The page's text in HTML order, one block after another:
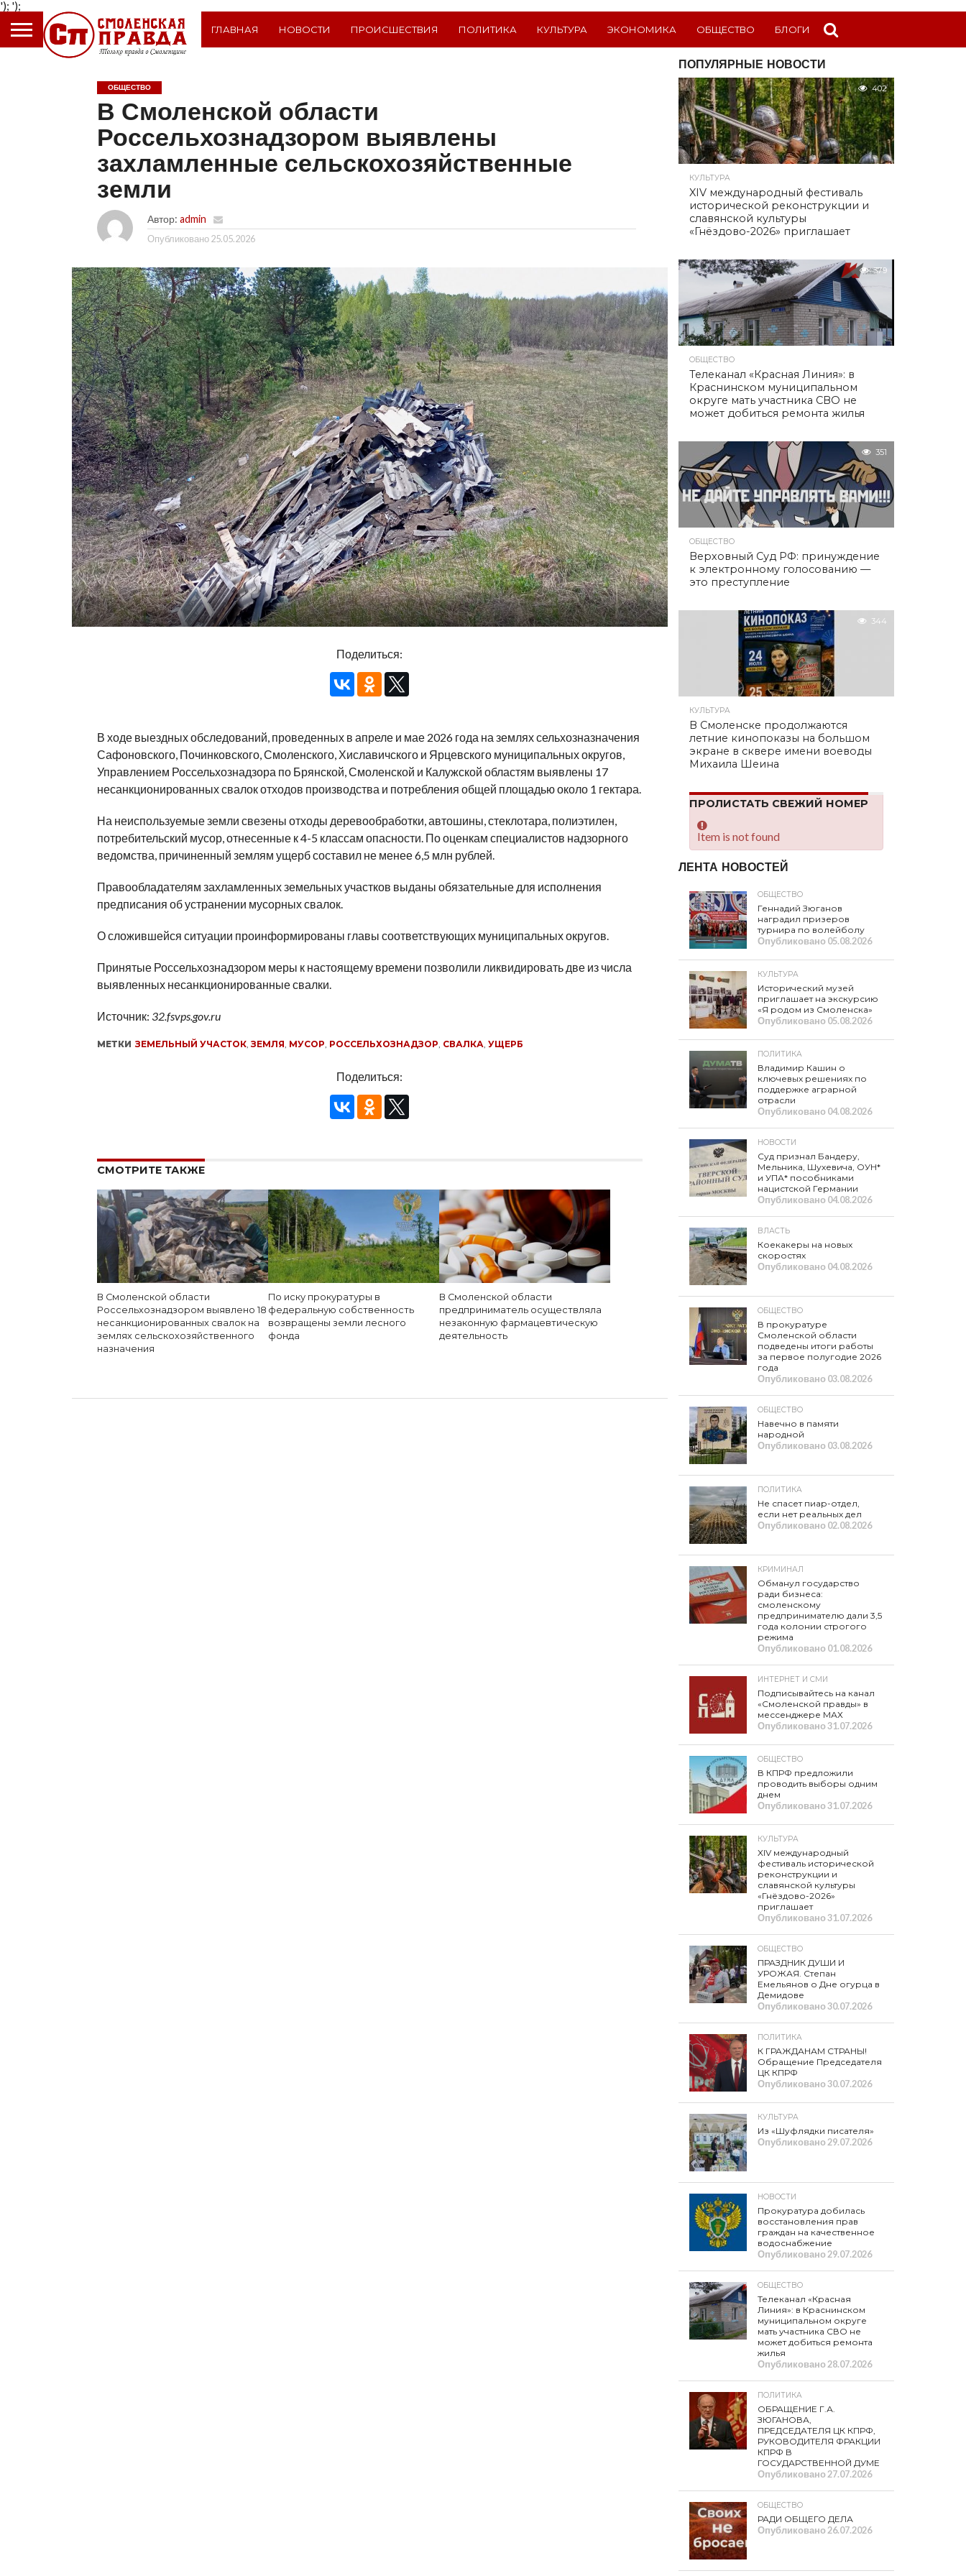
');
ГЛАВНАЯ НОВОСТИ ПРОИСШЕСТВИЯ ПОЛИТИКА КУЛЬТУРА ЭКОНОМИКА ОБЩЕСТВО БЛОГИ
ОБЩЕСТВО
В Смоленской области
Россельхознадзором выявлены
захламленные сельскохозяйственные
земли
Автор: admin
Опубликовано 25.05.2026
Поделиться:
В ходе выездных обследований, проведенных в апреле и мае 2026 года на землях сельхозназначения
Сафоновского, Починковского, Смоленского, Хиславичского и Ярцевского муниципальных округов,
Управлением Россельхознадзора по Брянской, Смоленской и Калужской областям выявлены 17
несанкционированных свалок отходов производства и потребления общей площадью около 1 гектара.
На неиспользуемые земли свезены отходы деревообработки, автошины, стеклотара, полиэтилен,
потребительский мусор, отнесенные к 4-5 классам опасности. По оценкам специалистов надзорного
ведомства, причиненный землям ущерб составил не менее 6,5 млн рублей.
Правообладателям захламленных земельных участков выданы обязательные для исполнения
предписания об устранении мусорных свалок.
О сложившейся ситуации проинформированы главы соответствующих муниципальных округов.
Принятые Россельхознадзором меры к настоящему времени позволили ликвидировать две из числа
выявленных несанкционированные свалки.
Источник: 32.fsvps.gov.ru
МЕТКИ ЗЕМЕЛЬНЫЙ УЧАСТОК, ЗЕМЛЯ, МУСОР, РОССЕЛЬХОЗНАДЗОР, СВАЛКА, УЩЕРБ
Поделиться:
СМОТРИТЕ ТАКЖЕ
В Смоленской области
Россельхознадзором выявлено 18
несанкционированных свалок на
землях сельскохозяйственного
назначения
По иску прокуратуры в
федеральную собственность
возвращены земли лесного
фонда
В Смоленской области
предприниматель осуществляла
незаконную фармацевтическую
деятельность
ПОПУЛЯРНЫЕ НОВОСТИ
402
КУЛЬТУРА
XIV международный фестиваль
исторической реконструкции и
славянской культуры
«Гнёздово-2026» приглашает
379
ОБЩЕСТВО
Телеканал «Красная Линия»: в
Краснинском муниципальном
округе мать участника СВО не
может добиться ремонта жилья
351
ОБЩЕСТВО
Верховный Суд РФ: принуждение
к электронному голосованию —
это преступление
344
КУЛЬТУРА
В Смоленске продолжаются
летние кинопоказы на большом
экране в сквере имени воеводы
Михаила Шеина
ПРОЛИСТАТЬ СВЕЖИЙ НОМЕР
Item is not found
ЛЕНТА НОВОСТЕЙ
ОБЩЕСТВО
Геннадий Зюганов
наградил призеров
турнира по волейболу
Опубликовано05.08.2026
КУЛЬТУРА
Исторический музей
приглашает на экскурсию
«Я родом из Смоленска»
Опубликовано05.08.2026
ПОЛИТИКА
Владимир Кашин о
ключевых решениях по
поддержке аграрной
отрасли
Опубликовано04.08.2026
НОВОСТИ
Суд признал Бандеру,
Мельника, Шухевича, ОУН*
и УПА* пособниками
нацистской Германии
Опубликовано04.08.2026
ВЛАСТЬ
Коекакеры на новых
скоростях
Опубликовано04.08.2026
ОБЩЕСТВО
В прокуратуре
Смоленской области
подведены итоги работы
за первое полугодие 2026
года
Опубликовано03.08.2026
ОБЩЕСТВО
Навечно в памяти
народной
Опубликовано03.08.2026
ПОЛИТИКА
Не спасет пиар-отдел,
если нет реальных дел
Опубликовано02.08.2026
КРИМИНАЛ
Обманул государство
ради бизнеса:
смоленскому
предпринимателю дали 3,5
года колонии строгого
режима
Опубликовано01.08.2026
ИНТЕРНЕТ И СМИ
Подписывайтесь на канал
«Смоленской правды» в
мессенджере МАХ
Опубликовано31.07.2026
ОБЩЕСТВО
В КПРФ предложили
проводить выборы одним
днем
Опубликовано31.07.2026
КУЛЬТУРА
XIV международный
фестиваль исторической
реконструкции и
славянской культуры
«Гнёздово-2026»
приглашает
Опубликовано31.07.2026
ОБЩЕСТВО
ПРАЗДНИК ДУШИ И
УРОЖАЯ. Степан
Емельянов о Дне огурца в
Демидове
Опубликовано30.07.2026
ПОЛИТИКА
К ГРАЖДАНАМ СТРАНЫ!
Обращение Председателя
ЦК КПРФ
Опубликовано30.07.2026
КУЛЬТУРА
Из «Шуфлядки писателя»
Опубликовано29.07.2026
НОВОСТИ
Прокуратура добилась
восстановления прав
граждан на качественное
водоснабжение
Опубликовано29.07.2026
ОБЩЕСТВО
Телеканал «Красная
Линия»: в Краснинском
муниципальном округе
мать участника СВО не
может добиться ремонта
жилья
Опубликовано28.07.2026
ПОЛИТИКА
ОБРАЩЕНИЕ Г.А.
ЗЮГАНОВА,
ПРЕДСЕДАТЕЛЯ ЦК КПРФ,
РУКОВОДИТЕЛЯ ФРАКЦИИ
КПРФ В
ГОСУДАРСТВЕННОЙ ДУМЕ
Опубликовано27.07.2026
ОБЩЕСТВО
РАДИ ОБЩЕГО ДЕЛА
Опубликовано26.07.2026
');